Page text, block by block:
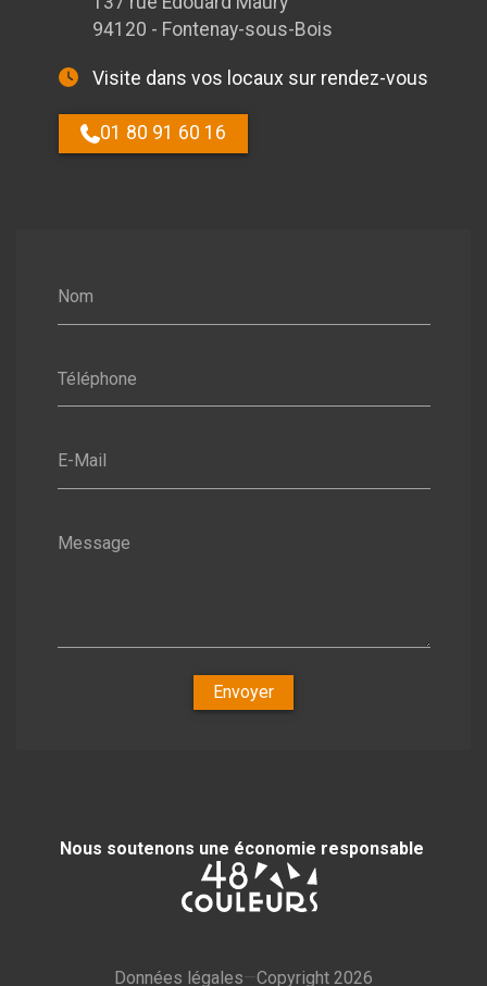
Nom
Téléphone
E-Mail
Message
Envoyer
94120 - Fontenay-sous-Bois
Visite dans vos locaux sur rendez-vous
01 80 91 60 16
Nous soutenons une économie responsable
Données légales—Copyright 2026